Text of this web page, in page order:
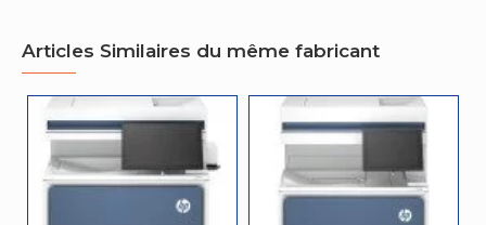
Caractéristiques
Pays d'origine
Technologie d'impression A jet d'encre thermique
Cartouche d'impression,
Noir, Cyan, Magenta, Jaune
Articles Similaires du même fabricant